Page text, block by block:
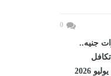
0
4 مليارات جنيه..
وكرامة» عن شهر... الثلاثاء، 14 يوليو 2026